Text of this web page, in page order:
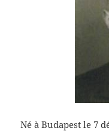
Né à Budapest le 7